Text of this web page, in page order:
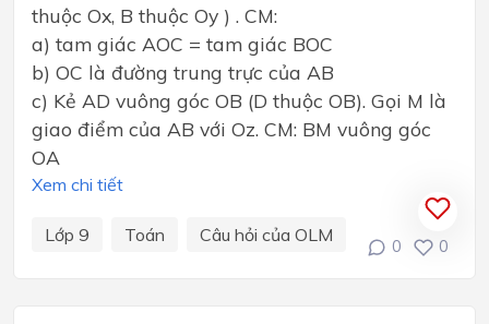
thuộc Ox, B thuộc Oy ) . CM:
a) tam giác AOC = tam giác BOC
b) OC là đường trung trực của AB
c) Kẻ AD vuông góc OB (D thuộc OB). Gọi M là
giao điểm của AB với Oz. CM: BM vuông góc
OA
Xem chi tiết
Lớp 9 Toán Câu hỏi của OLM
0 0